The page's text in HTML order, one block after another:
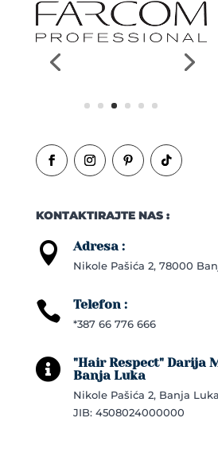
KONTAKTIRAJTE NAS :
 Adresa :
Nikole Pašića 2, 78000
 Telefon :
*387 66 776 666

"Hair Respect" Darija
Banja Luka
Nikole Pašića 2, Banja Luka
JIB: 4508024000000